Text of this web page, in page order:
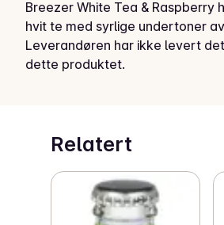
Breezer White Tea & Raspberry
hvit te med syrlige undertoner
Leverandøren har ikke levert
dette produktet.
Relatert